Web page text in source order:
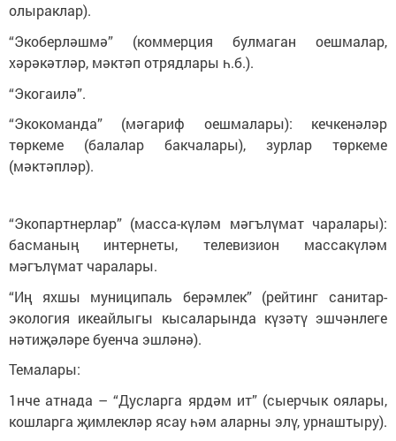
олыраклар).
“Экоберләшмә” (коммерция булмаган оешмалар,
хәрәкәтләр, мәктәп отрядлары һ.б.).
“Экогаилә”.
“Экокоманда” (мәгариф оешмалары): кечкенәләр
төркеме (балалар бакчалары), зурлар төркеме
(мәктәпләр).
“Экопартнерлар” (масса-күләм мәгълүмат чаралары):
басманың интернеты, телевизион массакүләм
мәгълүмат чаралары.
“Иң яхшы муниципаль берәмлек” (рейтинг санитар-
экология икеайлыгы кысаларында күзәтү эшчәнлеге
нәтиҗәләре буенча эшләнә).
Темалары:
1нче атнада – “Дусларга ярдәм ит” (сыерчык оялары,
кошларга җимлекләр ясау һәм аларны элү, урнаштыру).